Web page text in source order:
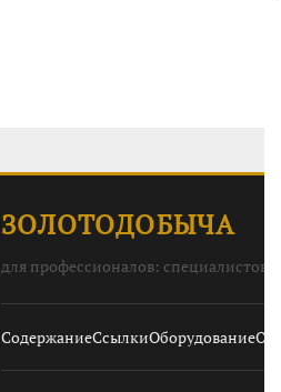
ЗОЛОТОДОБЫЧА
для профессионалов: специалистов,
СодержаниеСсылкиОборудованиеО